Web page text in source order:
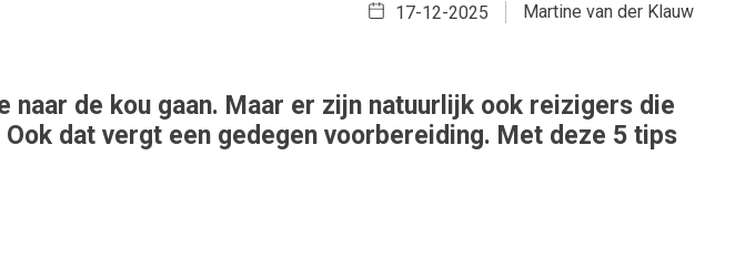
Martine van der Klauw
17-12-2025
de kou gaan. Maar er zijn natuurlijk ook reizigers die
dat vergt een gedegen voorbereiding. Met deze 5 tips